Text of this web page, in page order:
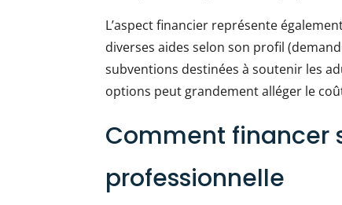
L’aspect financier représente
diverses aides selon son profil
subventions destinées à soutenir les
options peut grandement alléger le
Comment financer
professionnelle